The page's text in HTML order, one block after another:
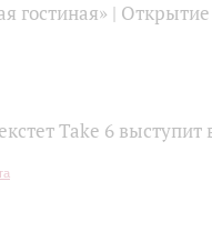
гостиная» |
Take 6 выступит